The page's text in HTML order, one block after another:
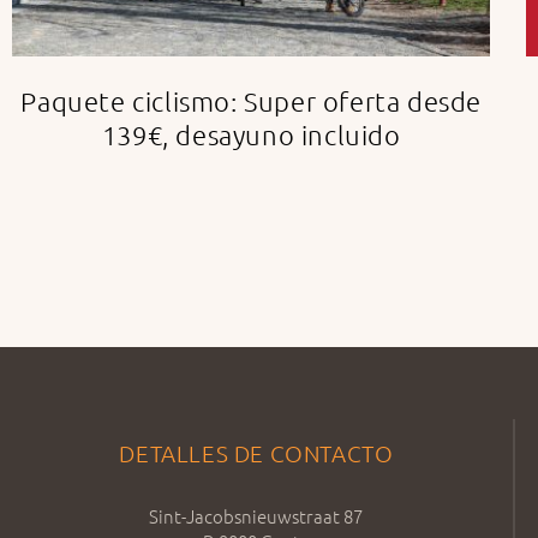
Paquete ciclismo: Super oferta desde
139€, desayuno incluido
DETALLES DE CONTACTO
Sint-Jacobsnieuwstraat 87